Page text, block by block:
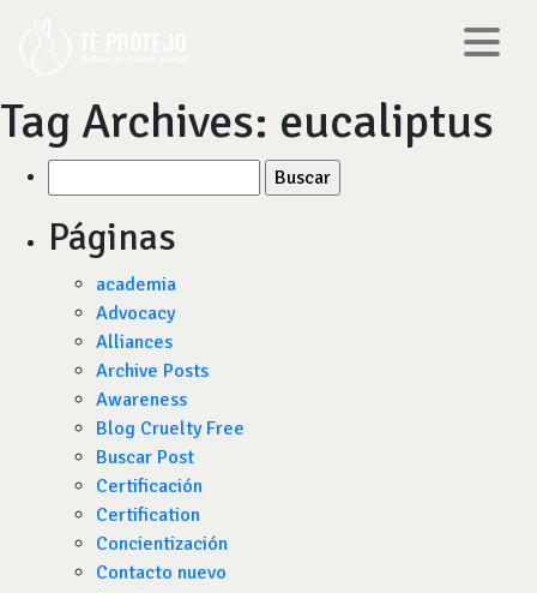
Tag Archives: eucaliptus
por:
Páginas
academia
Advocacy
Alliances
Archive Posts
Awareness
Blog Cruelty Free
Buscar Post
Certificación
Certification
Concientización
Contacto nuevo